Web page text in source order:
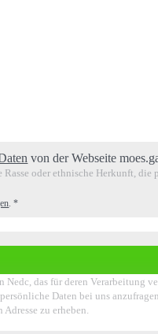
von der Webseite
oder ethnische Herkunft,
.*
das für deren
Daten bei uns
zu erheben.